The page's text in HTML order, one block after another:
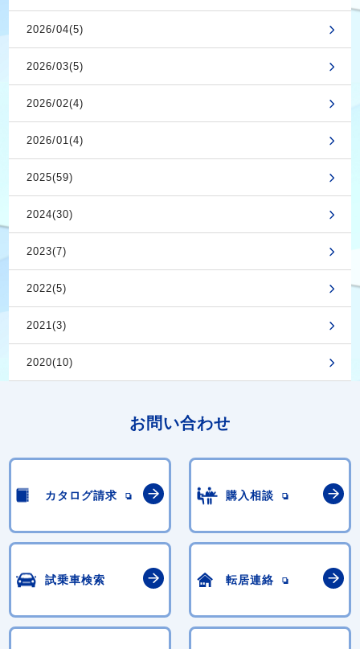
2026/04(5)
2026/03(5)
2026/02(4)
2026/01(4)
2025(59)
2024(30)
2023(7)
2022(5)
2021(3)
2020(10)
お問い合わせ
カタログ請求 購入相談
試乗車検索 転居連絡